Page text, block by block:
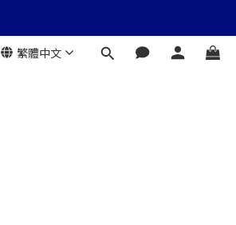
繁體中文